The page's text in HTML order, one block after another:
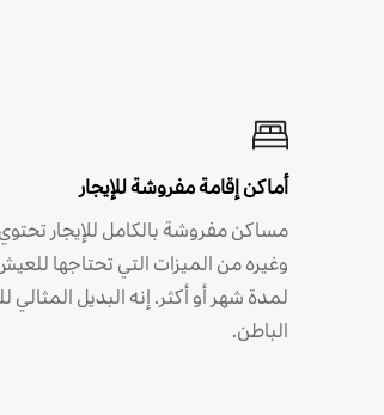
أماكن إقامة مفروشة للإيجار
مساكن مفروشة بالكامل للإيجار
وغيره من الميزات التي تحتاجها
لمدة شهر أو أكثر. إنه البديل المثالي
الباطن.